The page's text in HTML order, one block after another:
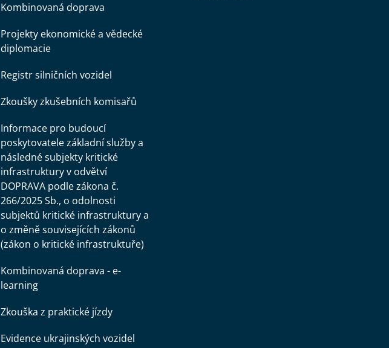
Kombinovaná doprava
Projekty ekonomické a vědecké
diplomacie
Registr silničních vozidel
Zkoušky zkušebních komisařů
Informace pro budoucí
poskytovatele základní služby a
následné subjekty kritické
infrastruktury v odvětví
DOPRAVA podle zákona č.
266/2025 Sb., o odolnosti
subjektů kritické infrastruktury a
o změně souvisejících zákonů
(zákon o kritické infrastruktuře)
Kombinovaná doprava - e-
learning
Zkouška z praktické jízdy
Evidence ukrajinských vozidel